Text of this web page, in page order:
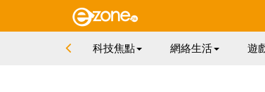
科技焦點 網絡生活 遊